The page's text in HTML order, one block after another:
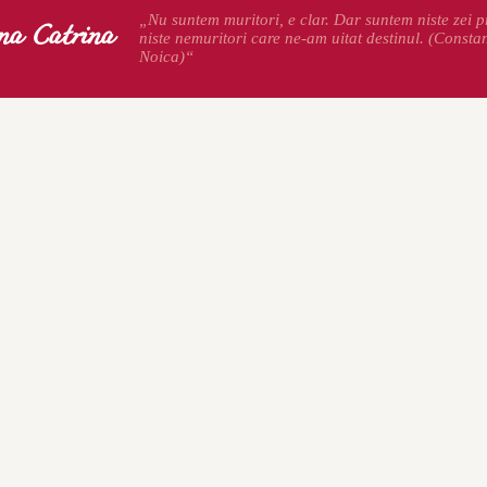
Catrina
„Nu suntem muritori, e clar. Dar suntem niste zei
niste nemuritori care ne-am uitat destinul.
Noica)“